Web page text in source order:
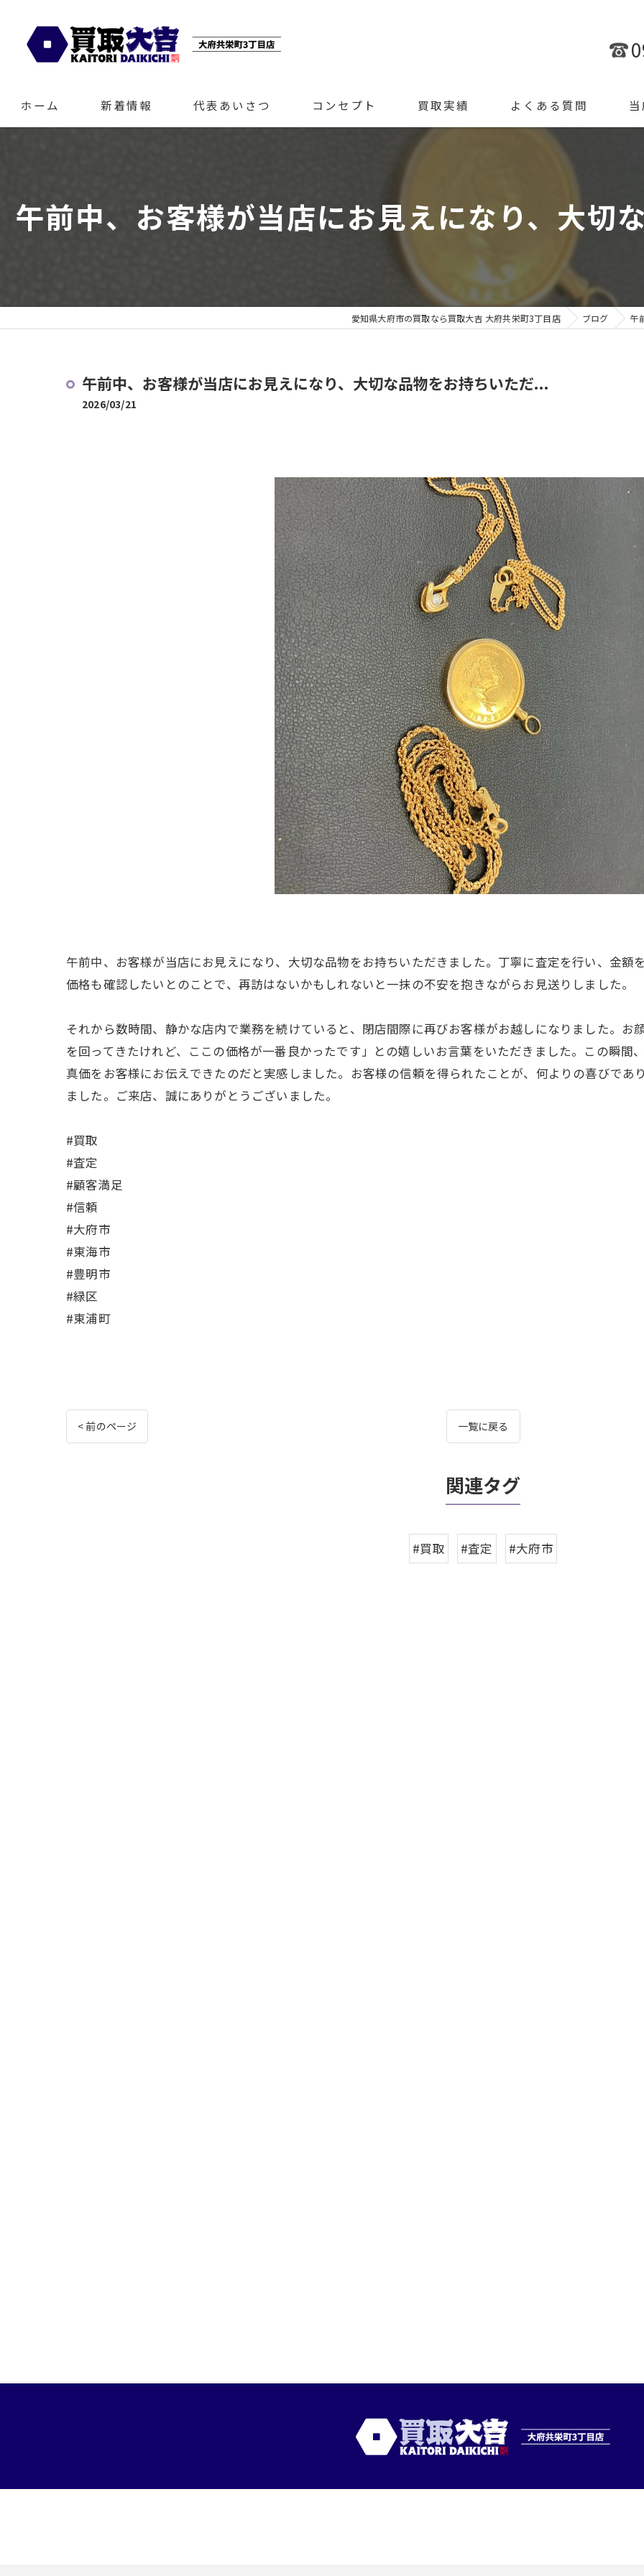
ホーム 新着情報 代表あいさつ コンセプト 買取実績 よくある質問
腕
午前中、お客様が当店にお見えになり、大切
愛知県大府市の買取なら買取大吉 大府共栄町3丁目店 ブログ 午
午前中、お客様が当店にお見えになり、大切な品物をお持ちいただ...
2026/03/21
午前中、お客様が当店にお見えになり、大切な品物をお持ちいただきました。丁寧に査定を行い、金額
価格も確認したいとのことで、再訪はないかもしれないと一抹の不安を抱きながらお見送りしました。
それから数時間、静かな店内で業務を続けていると、閉店間際に再びお客様がお越しになりました。お
を回ってきたけれど、ここの価格が一番良かったです」との嬉しいお言葉をいただきました。この瞬間
真価をお客様にお伝えできたのだと実感しました。お客様の信頼を得られたことが、何よりの喜びであ
ました。ご来店、誠にありがとうございました。
#買取
#査定
#顧客満足
#信頼
#大府市
#東海市
#豊明市
#緑区
#東浦町
< 前のページ 一覧に戻る
関連タグ
#買取 #査定 #大府市